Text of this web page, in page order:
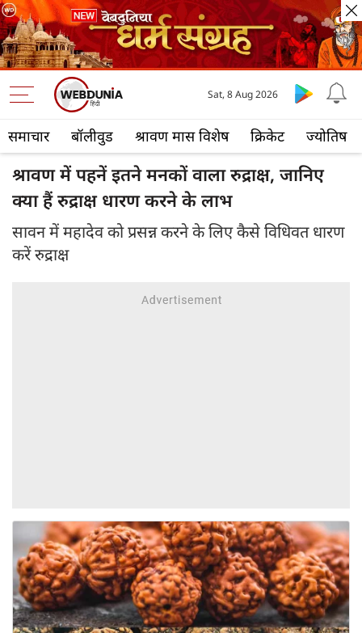
समाचार बॉलीवुड श्रावण मास विशेष क्रिकेट ज्योतिष
Sat, 8 Aug 2026
श्रावण में पहनें इतने मनकों वाला रुद्राक्ष, जानिए
क्या हैं रुद्राक्ष धारण करने के लाभ
सावन में महादेव को प्रसन्न करने के लिए कैसे विधिवत धारण
करें रुद्राक्ष